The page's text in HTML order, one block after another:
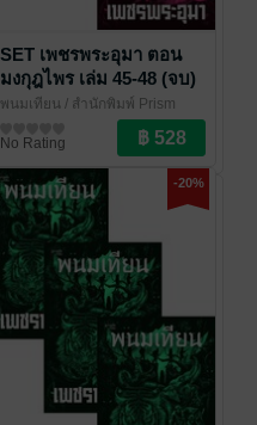
SET เพชรพระอุมา ตอน
มงกุฎไพร เล่ม 45-48 (จบ)
พนมเทียน / สำนักพิมพ์ Prism
นิยายผจญภัย/บู๊แอกชัน
No Rating
-20%